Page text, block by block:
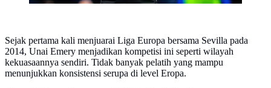
Sejak pertama kali menjuarai Liga Europa bersama Sevilla pada
2014, Unai Emery menjadikan kompetisi ini seperti wilayah
kekuasaannya sendiri. Tidak banyak pelatih yang mampu
menunjukkan konsistensi serupa di level Eropa.